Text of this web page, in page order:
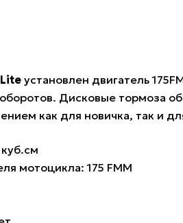
установлен двигатель
Дисковые тормоза
как для новичка, так и
мотоцикла: 175 FMM